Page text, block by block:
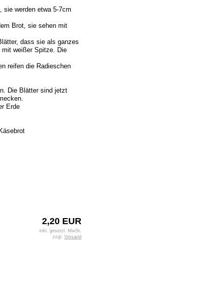
sie werden etwa 5-7cm
Brot, sie sehen mit
dass sie als ganzes
weißer Spitze. Die
reifen die Radieschen
Die Blätter sind jetzt
Erde
2,20 EUR
inkl. gesetzl. MwSt.
zzgl. Versand